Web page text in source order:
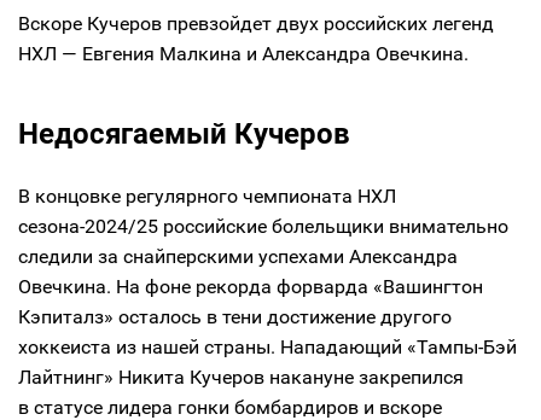
Вскоре Кучеров превзойдет двух российских легенд
НХЛ — Евгения Малкина и Александра Овечкина.
Недосягаемый Кучеров
В концовке регулярного чемпионата НХЛ
сезона-2024/25 российские болельщики внимательно
следили за снайперскими успехами Александра
Овечкина. На фоне рекорда форварда «Вашингтон
Кэпиталз» осталось в тени достижение другого
хоккеиста из нашей страны. Нападающий «Тампы-Бэй
Лайтнинг» Никита Кучеров накануне закрепился
в статусе лидера гонки бомбардиров и вскоре